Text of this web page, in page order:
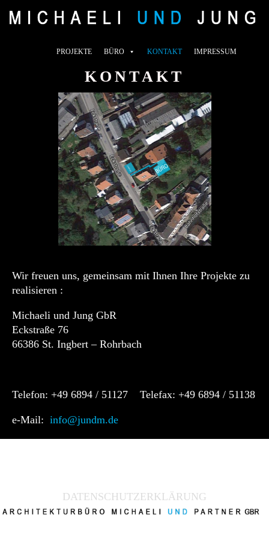
Inhalt
PROJEKTE BÜRO KONTAKT IMPRESSUM
KONTAKT
Wir freuen uns, gemeinsam mit Ihnen Ihre Projekte zu
realisieren :
Michaeli und Jung GbR
Eckstraße 76
66386 St. Ingbert – Rohrbach
Telefon: +49 6894 / 51127 Telefax: +49 6894 / 51138
e-Mail: info@jundm.de
DATENSCHUTZERKLÄRUNG